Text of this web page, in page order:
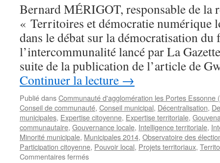
Bernard MÉRIGOT, responsable de la
« Territoires et démocratie numérique
dans le débat sur la démocratisation
l’intercommunalité lancé par La
suite de la publication de l’article de
Continuer la lecture →
Publié dansCommunauté d'agglomération les Portes Essonne
Conseil de communauté, Conseil municipal, Décentralisation,
municipales, Expertise citoyenne, Expertise territoriale,
communautaire, Gouvernance locale, Intelligence territoriale,
Minorité municipale, Municipales 2014, Observatoire des
Participation citoyenne, Pouvoir local, Projets territoriaux,
Commentaires ferméssur